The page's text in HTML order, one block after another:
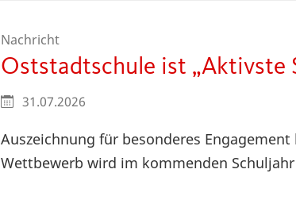
Nachricht
Oststadtschule ist „Aktivste
31.07.2026
Auszeichnung für besonderes
Wettbewerb wird im kommenden